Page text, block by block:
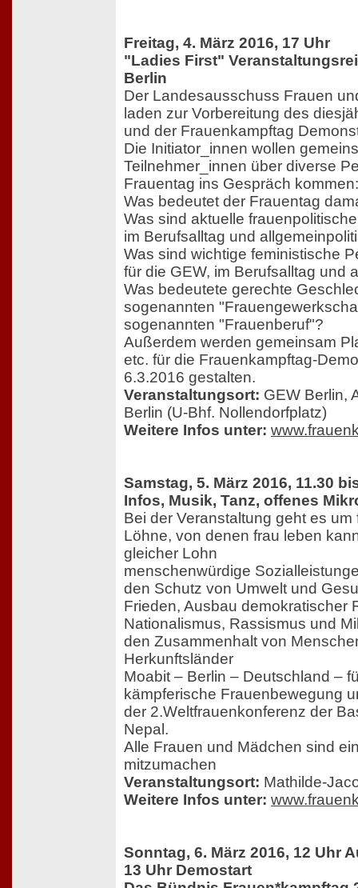
Freitag, 4. März 2016, 17 Uhr
"Ladies First"
Berlin
Der Landesausschuss Frauen
laden zur Vorbereitung des
und der Frauenkampftag
Die Initiator_innen wollen
Teilnehmer_innen über diverse
Frauentag ins Gespräch kommen:
Was bedeutet der Frauentag
Was sind aktuelle
im Berufsalltag und
Was sind wichtige feministische
für die GEW, im Berufsalltag und
Was bedeutete gerechte
sogenannten
sogenannten "Frauenberuf"?
Außerdem werden gemeinsam
etc. für die Frauenkampftag-
6.3.2016 gestalten.
Veranstaltungsort: GEW Berlin,
Berlin (U-Bhf. Nollendorfplatz)
Weitere Infos unter:
Samstag, 5. März 2016, 11.30
Infos, Musik, Tanz, offenes
Bei der Veranstaltung geht es
Löhne, von denen frau leben
gleicher Lohn
menschenwürdige
den Schutz von Umwelt und
Frieden, Ausbau demokratischer
Nationalismus, Rassismus und
den Zusammenhalt von
Herkunftsländer
Moabit – Berlin – Deutschland –
kämpferische Frauenbewegung
der 2.Weltfrauenkonferenz der
Nepal.
Alle Frauen und Mädchen sind
mitzumachen
Veranstaltungsort: Mathilde-
Weitere Infos unter:
Sonntag, 6. März 2016, 12 Uhr
13 Uhr Demostart